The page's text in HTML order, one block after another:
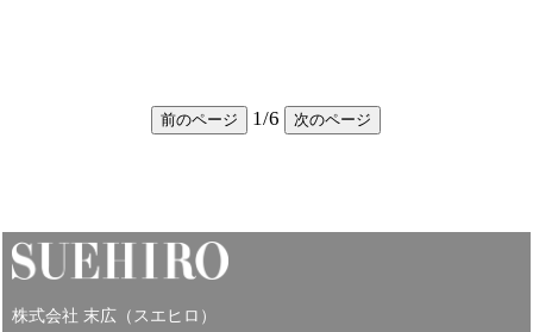
前のページ 1/6 次のページ
株式会社 末広（スエヒロ）